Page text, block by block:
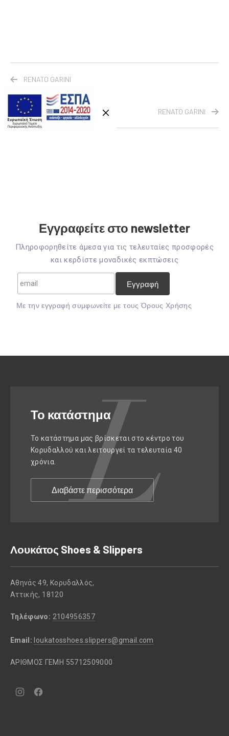
RENATO GARINI
RENATO GARINI
Εγγραφείτε στο newsletter
Πληροφορηθείτε άμεσα για τις τελευταίες προσφορές
και κερδίστε μοναδικές εκπτώσεις
Mε την εγγραφή συμφωνείτε με τουςΌρους Χρήσης
Το κατάστημα
Το κατάστημα μας βρίσκεται στο κέντρο του
Κορυδαλλού και λειτουργεί τα τελευταία 40
χρόνια.
Διαβάστε περισσότερα
Λουκάτος Shoes & Slippers
Αθηνάς 49, Κορυδαλλός,
Αττικής, 18120
Τηλέφωνο: 2104956357
Email: loukatosshoes.slippers@gmail.com
ΑΡΙΘΜΟΣ ΓΕΜΗ 55712509000
Νέο
Νέο